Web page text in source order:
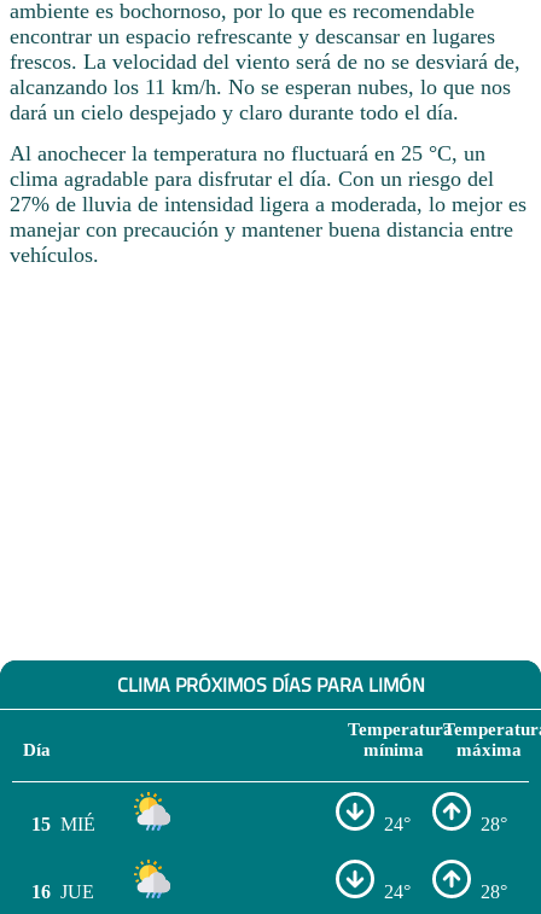
ambiente es bochornoso, por lo que es recomendable
encontrar un espacio refrescante y descansar en lugares
frescos. La velocidad del viento será de no se desviará de,
alcanzando los 11 km/h. No se esperan nubes, lo que nos
dará un cielo despejado y claro durante todo el día.
Al anochecer la temperatura no fluctuará en 25 °C, un
clima agradable para disfrutar el día. Con un riesgo del
27% de lluvia de intensidad ligera a moderada, lo mejor es
manejar con precaución y mantener buena distancia entre
vehículos.
CLIMA PRÓXIMOS DÍAS PARA LIMÓN
Día
Temperatura
mínima
máxima
15 MIÉ 24° 28°
16 JUE 24° 28°